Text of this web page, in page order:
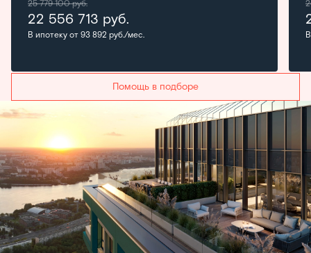
25 779 100руб.
22 556 713 руб.
В ипотеку от 93 892 руб./мес.
Помощь в подборе